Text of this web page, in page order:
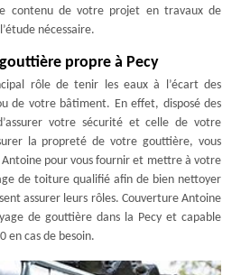
contenu de votre projet en travaux de
nécessaire.
propre à Pecy
rôle de tenir les eaux à l’écart des
de votre bâtiment. En effet, disposé des
votre sécurité et celle de votre
la propreté de votre gouttière, vous
pour vous fournir et mettre à votre
de toiture qualifié afin de bien nettoyer
assurer leurs rôles. Couverture Antoine
de gouttière dans la Pecy et capable
en cas de besoin.